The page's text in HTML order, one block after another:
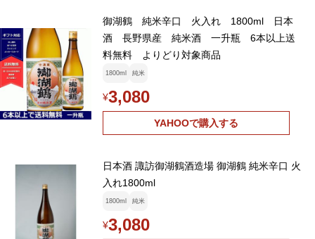
御湖鶴 純米辛口 火入れ 1800ml 日本
酒 長野県産 純米酒 一升瓶 6本以上送
料無料 よりどり対象商品
1800ml 純米
¥3,080
YAHOOで購入する
日本酒 諏訪御湖鶴酒造場 御湖鶴 純米辛口 火
入れ1800ml
1800ml 純米
¥3,080